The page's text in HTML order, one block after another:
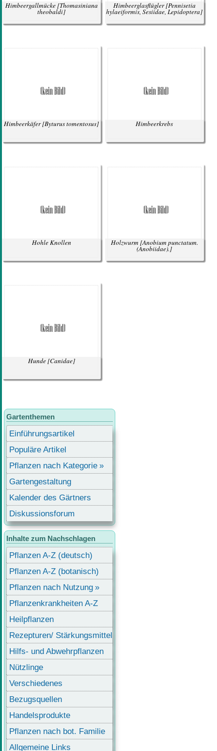
Himbeergallmücke[Thomasiniana
theobaldi]
Himbeerglasflügler[Pennisetia
hylaeiformis, Sesiidae, Lepidoptera]
Himbeerkäfer[Byturus tomentosus] Himbeerkrebs
Hohle Knollen Holzwurm [Anobium punctatum.
(Anobiidae).]
Hunde[Canidae]
Gartenthemen
Einführungsartikel
Populäre Artikel
Pflanzen nach Kategorie
Gartengestaltung
Kalender des Gärtners
Diskussionsforum
Inhalte zum Nachschlagen
Pflanzen A-Z (deutsch)
Pflanzen A-Z (botanisch)
Pflanzen nach Nutzung
Pflanzenkrankheiten A-Z
Heilpflanzen
Rezepturen/ Stärkungsmittel
Hilfs- und Abwehrpflanzen
Nützlinge
Verschiedenes
Bezugsquellen
Handelsprodukte
Pflanzen nach bot. Familie
Allgemeine Links